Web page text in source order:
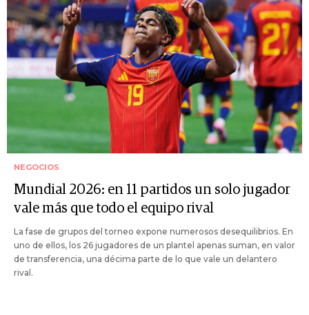
NEGOCIOS
Mundial 2026: en 11 partidos un solo jugador
vale más que todo el equipo rival
La fase de grupos del torneo expone numerosos desequilibrios. En
uno de ellos, los 26 jugadores de un plantel apenas suman, en valor
de transferencia, una décima parte de lo que vale un delantero
rival.